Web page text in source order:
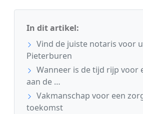
In dit artikel:
Vind de juiste notaris voor
Pieterburen
Wanneer is de tijd rijp voor
aan de …
Vakmanschap voor een
toekomst